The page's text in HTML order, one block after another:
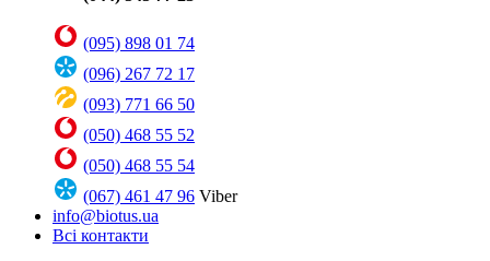
(095) 898 01 74
(096) 267 72 17
(093) 771 66 50
(050) 468 55 52
(050) 468 55 54
(067) 461 47 96 Viber
info@biotus.ua
Всі контакти